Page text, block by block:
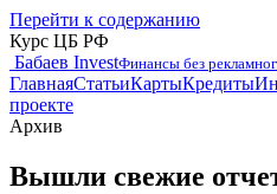
Перейти к содержанию
Курс ЦБ РФ
Бабаев InvestФинансы без
ГлавнаяСтатьиКартыКредиты
проекте
Архив
Вышли свежие